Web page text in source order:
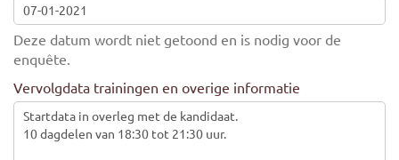
Deze datum wordt niet getoond en is nodig voor de
enquête.
Vervolgdata trainingen en overige informatie